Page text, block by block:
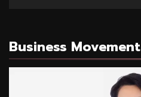
Business Movement